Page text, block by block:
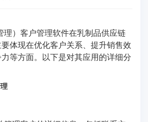
理）客户管理软件在乳制品供应链
体现在优化客户关系、提升销售效
等方面。以下是对其应用的详细分